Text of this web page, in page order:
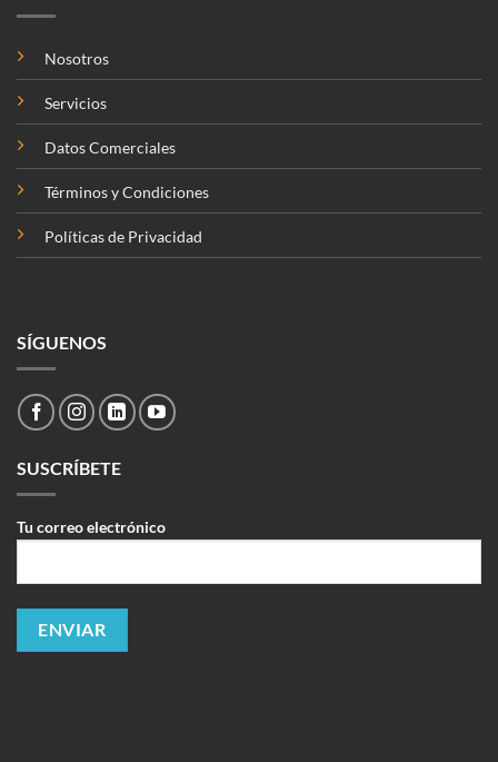
Nosotros
Servicios
Datos Comerciales
Términos y Condiciones
Políticas de Privacidad
SÍGUENOS
SUSCRÍBETE
Tu correo electrónico